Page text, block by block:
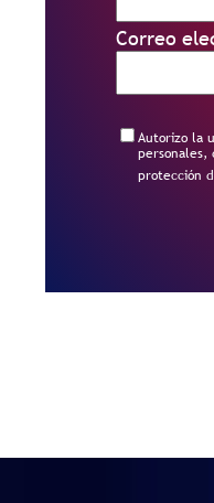
Correo
Autorizo la
personales,
protección